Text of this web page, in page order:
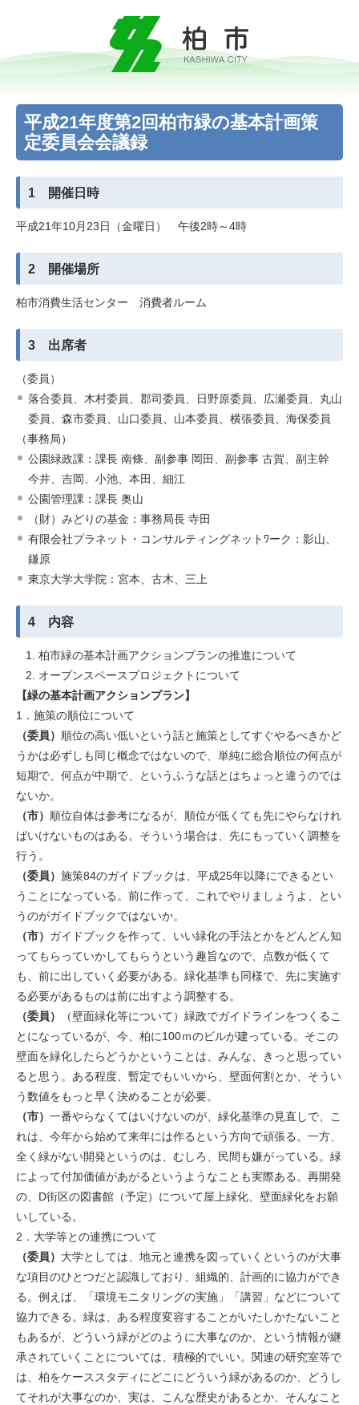
平成21年度第2回柏市緑の基本計画策
定委員会会議録
1 開催日時
平成21年10月23日（金曜日） 午後2時～4時
2 開催場所
柏市消費生活センター 消費者ルーム
3 出席者
（委員）
落合委員、木村委員、郡司委員、日野原委員、広瀬委員、丸山
委員、森市委員、山口委員、山本委員、横張委員、海保委員
（事務局）
公園緑政課：課長 南條、副参事 岡田、副参事 古賀、副主幹
今井、吉岡、小池、本田、細江
公園管理課：課長 奥山
（財）みどりの基金：事務局長 寺田
有限会社プラネット・コンサルティングネットﾜーク：影山、
鎌原
東京大学大学院：宮本、古木、三上
4 内容
柏市緑の基本計画アクションプランの推進について
オープンスペースプロジェクトについて
【緑の基本計画アクションプラン】
1．施策の順位について
（委員）
順位の高い低いという話と施策としてすぐやるべきかど
うかは必ずしも同じ概念ではないので、単純に総合順位の何点が
短期で、何点が中期で、というふうな話とはちょっと違うのでは
ないか。
（市）
順位自体は参考になるが、順位が低くても先にやらなけれ
ばいけないものはある。そういう場合は、先にもっていく調整を
行う。
（委員） 施策84のガイドブックは、平成25年以降にできるとい
うことになっている。前に作って、これでやりましょうよ、とい
うのがガイドブックではないか。
（市） ガイドブックを作って、いい緑化の手法とかをどんどん知
ってもらっていかしてもらうという趣旨なので、点数が低くて
も、前に出していく必要がある。緑化基準も同様で、先に実施す
る必要があるものは前に出すよう調整する。
（委員）
（壁面緑化等について）緑政でガイドラインをつくるこ
とになっているが、今、柏に100ｍのビルが建っている。そこの
壁面を緑化したらどうかということは、みんな、きっと思ってい
ると思う。ある程度、暫定でもいいから、壁面何割とか、そうい
う数値をもっと早く決めることが必要。
（市） 一番やらなくてはいけないのが、緑化基準の見直しで、こ
れは、今年から始めて来年には作るという方向で頑張る。一方、
全く緑がない開発というのは、むしろ、民間も嫌がっている。緑
によって付加価値があがるというようなことも実際ある。再開発
の、D街区の図書館（予定）について屋上緑化、壁面緑化をお願
いしている。
2．大学等との連携について
（委員） 大学としては、地元と連携を図っていくというのが大事
な項目のひとつだと認識しており、組織的、計画的に協力ができ
る。例えば、「環境モニタリングの実施」「講習」などについて
協力できる。緑は、ある程度変容することがいたしかたないこと
もあるが、どういう緑がどのように大事なのか、という情報が継
承されていくことについては、積極的でいい。関連の研究室等で
は、柏をケーススタディにどこにどういう緑があるのか、どうし
てそれが大事なのか、実は、こんな歴史があるとか、そんなこと